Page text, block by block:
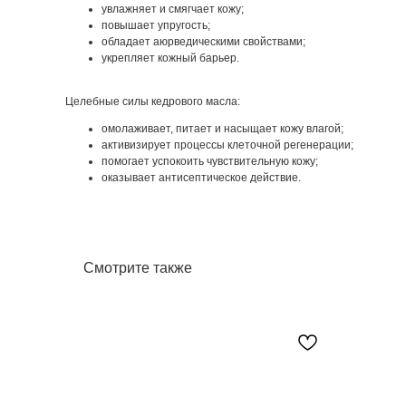
увлажняет и смягчает кожу;
повышает упругость;
обладает аюрведическими свойствами;
укрепляет кожный барьер.
Целебные силы кедрового масла:
омолаживает, питает и насыщает кожу влагой;
активизирует процессы клеточной регенерации;
помогает успокоить чувствительную кожу;
оказывает антисептическое действие.
Смотрите также